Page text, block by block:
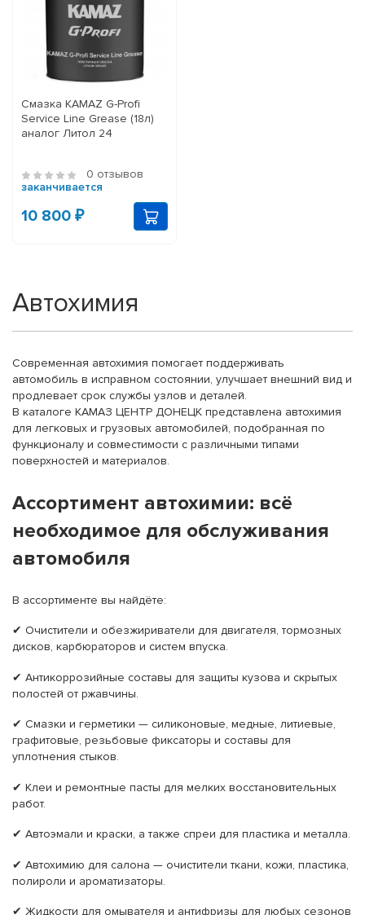
Смазка KAMAZ G-Profi
Service Line Grease (18л)
аналог Литол 24
0 отзывов
заканчивается
10 800 ₽
Автохимия
Современная автохимия помогает поддерживать
автомобиль в исправном состоянии, улучшает внешний вид и
продлевает срок службы узлов и деталей.
В каталоге КАМАЗ ЦЕНТР ДОНЕЦК представлена автохимия
для легковых и грузовых автомобилей, подобранная по
функционалу и совместимости с различными типами
поверхностей и материалов.
Ассортимент автохимии: всё
необходимое для обслуживания
автомобиля
В ассортименте вы найдёте:
✔ Очистители и обезжириватели для двигателя, тормозных
дисков, карбюраторов и систем впуска.
✔ Антикоррозийные составы для защиты кузова и скрытых
полостей от ржавчины.
✔ Смазки и герметики — силиконовые, медные, литиевые,
графитовые, резьбовые фиксаторы и составы для
уплотнения стыков.
✔ Клеи и ремонтные пасты для мелких восстановительных
работ.
✔ Автоэмали и краски, а также спреи для пластика и металла.
✔ Автохимию для салона — очистители ткани, кожи, пластика,
полироли и ароматизаторы.
✔ Жидкости для омывателя и антифризы для любых сезонов